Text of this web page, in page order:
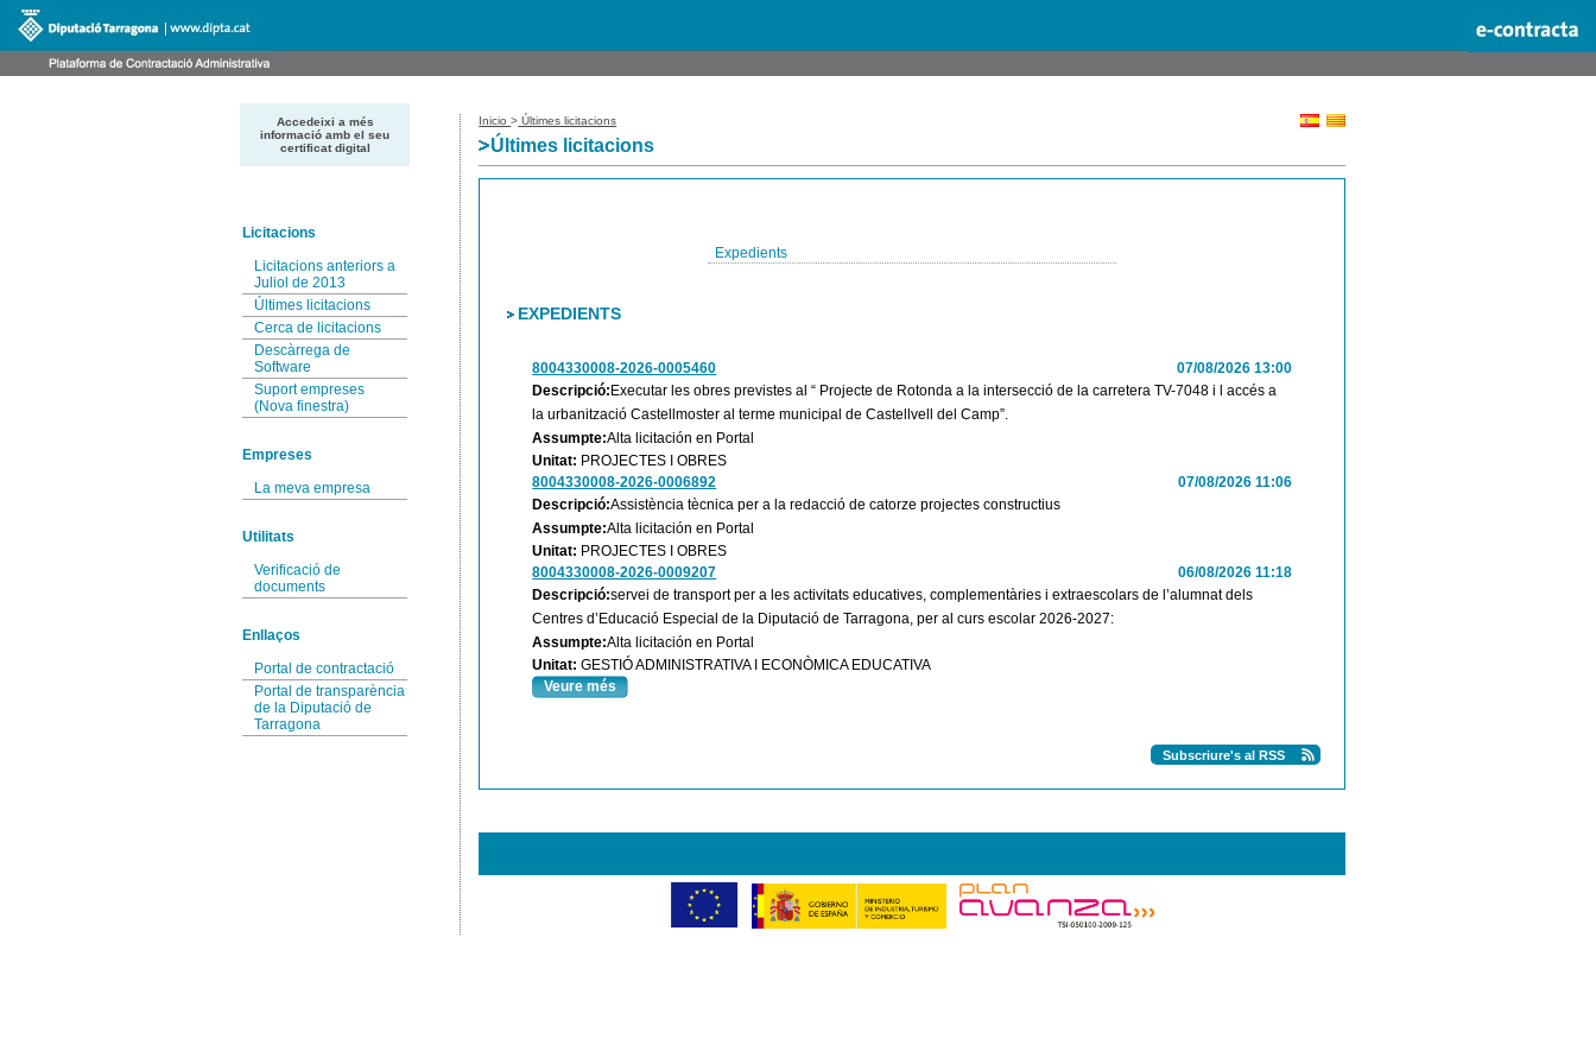
Accedeixi a més
informació amb el seu
certificat digital
Licitacions
Licitacions anteriors a
Juliol de 2013
Últimes licitacions
Cerca de licitacions
Descàrrega de
Software
Suport empreses
(Nova finestra)
Empreses
La meva empresa
Utilitats
Verificació de
documents
Enllaços
Portal de contractació
Portal de transparència
de la Diputació de
Tarragona
Inicio> Últimes licitacions
Últimes licitacions
Expedients
EXPEDIENTS
07/08/2026 13:00
8004330008-2026-0005460
Descripció:Executar les obres previstes al “ Projecte de Rotonda a la intersecció de la carretera TV-7048 i l accés a
la urbanització Castellmoster al terme municipal de Castellvell del Camp”.
Assumpte:Alta licitación en Portal
Unitat: PROJECTES I OBRES
07/08/2026 11:06
8004330008-2026-0006892
Descripció:Assistència tècnica per a la redacció de catorze projectes constructius
Assumpte:Alta licitación en Portal
Unitat: PROJECTES I OBRES
06/08/2026 11:18
8004330008-2026-0009207
Descripció:servei de transport per a les activitats educatives, complementàries i extraescolars de l’alumnat dels
Centres d’Educació Especial de la Diputació de Tarragona, per al curs escolar 2026-2027:
Assumpte:Alta licitación en Portal
Unitat:GESTIÓ ADMINISTRATIVA I ECONÒMICA EDUCATIVA
Veure més
Subscriure's al RSS